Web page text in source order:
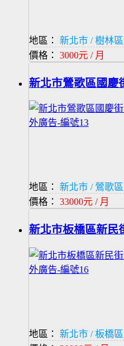
地區：
新北市 / 樹林區
價格： 3000元 / 月
新北市鶯歌區國慶
地區：
新北市 / 鶯歌區
價格： 33000元 / 月
新北市板橋區新民
地區：
新北市 / 板橋區